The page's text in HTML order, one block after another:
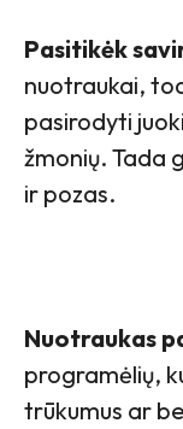
Pasitikėk
nuotraukai,
pasirodyti
žmonių. Tada
ir pozas.
Nuotraukas
programėlių,
trūkumus ar